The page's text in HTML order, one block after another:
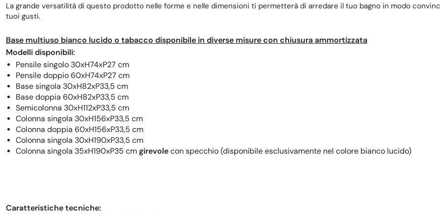
La grande versatilità di questo prodotto nelle forme e nelle dimensioni ti permetterà di arredare il tuo bagno in modo
tuoi gusti.
Base multiuso bianco lucido o tabacco disponibile in diverse misure con chiusura ammortizzata
Modelli disponibili:
Pensile singolo 30xH74xP27 cm
Pensile doppio 60xH74xP27 cm
Base singola 30xH82xP33,5 cm
Base doppia 60xH82xP33,5 cm
Semicolonna 30xH112xP33,5 cm
Colonna singola 30xH156xP33,5 cm
Colonna doppia 60xH156xP33,5 cm
Colonna singola 30xH190xP33,5 cm
Colonna singola 35xH190xP35 cmgirevolecon specchio (disponibile esclusivamente nel colore bianco lucido)
Caratteristiche tecniche: